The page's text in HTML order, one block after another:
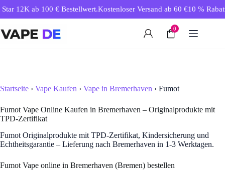
Inhalt12K ab 100 € Bestellwert.Kostenloser Versand ab 60 € 10 % Rabatt
0
Startseite › Vape Kaufen › Vape in Bremerhaven › Fumot
Fumot Vape Online Kaufen in Bremerhaven – Originalprodukte mit
TPD-Zertifikat
Fumot Originalprodukte mit TPD-Zertifikat, Kindersicherung und
Echtheitsgarantie – Lieferung nach Bremerhaven in 1-3 Werktagen.
Fumot Vape online in Bremerhaven (Bremen) bestellen